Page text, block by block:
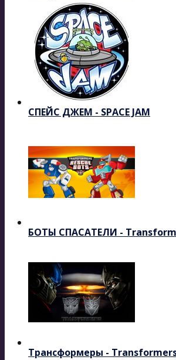
СПЕЙС ДЖЕМ - SPACE JAM
БОТЫ СПАСАТЕЛИ -
Трансформеры -